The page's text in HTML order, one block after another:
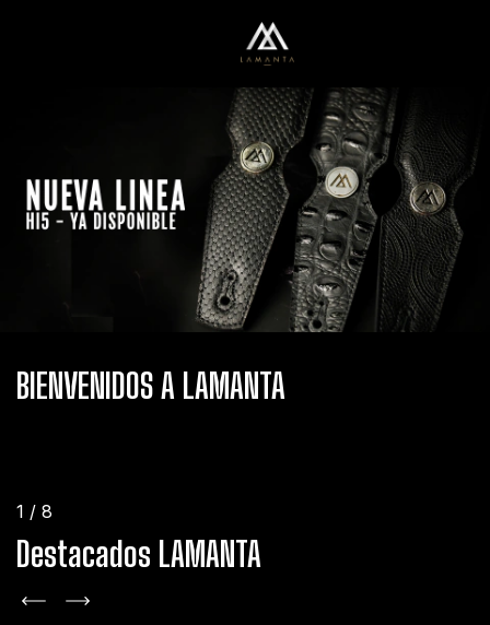
BIENVENIDOS A LAMANTA
1 / 8
Destacados LAMANTA